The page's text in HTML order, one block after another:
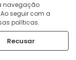
navegação
Ao seguir com a
políticas.
Recusar